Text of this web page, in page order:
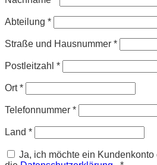
Abteilung *
Straße und Hausnummer *
Postleitzahl *
Ort*
Telefonnummer *
Land *
Ja, ich möchte ein